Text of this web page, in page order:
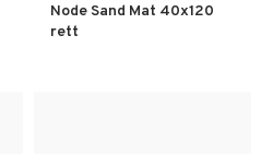
Node Sand Mat 40x120
rett